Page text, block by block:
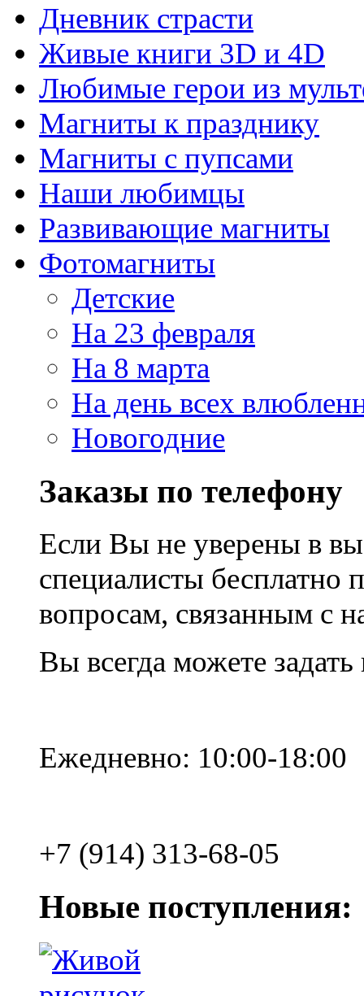
Дневник страсти
Живые книги 3D и 4D
Любимые герои из
Магниты к празднику
Магниты с пупсами
Наши любимцы
Развивающие магниты
Фотомагниты
Детские
На 23 февраля
На 8 марта
На день всех
Новогодние
Заказы по телефону
Если Вы не уверены в
специалисты
вопросам, связанным с
Вы всегда можете
Ежедневно: 10:00-18:00
+7 (914) 313-68-05
Новые поступления: